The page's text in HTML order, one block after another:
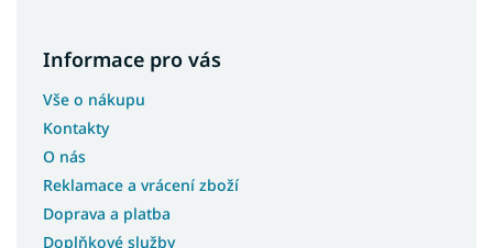
Informace pro vás
Vše o nákupu
Kontakty
O nás
Reklamace a vrácení zboží
Doprava a platba
Doplňkové služby